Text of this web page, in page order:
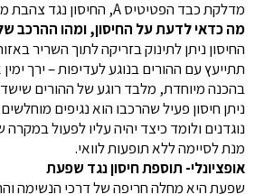
מדלקת כבד הפטיטיס A, החיסון נגד צהבת מוגדר כחיסון חובה.
מה כדאי לדעת על החיסון, ומהו ההרכב
החיסון ניתן לתינוק בזריקה לתוך השריר
תתייעץ עם ההורים בנוגע לעדיפות – ירך
בהכנה מיוחדת, מלבד רוגע של ההורים
ניתן חיסון פעיל שהרכבו הוא נגיפים
נוגדנים ולומד כיצד יהיה עליו לפעול
מנת לסיימה ללא תופעות לוואי.
אופציונלי- תוספת חיסון נגד שפעת
שפעת היא מחלה חריפה של דרכי הנשימה